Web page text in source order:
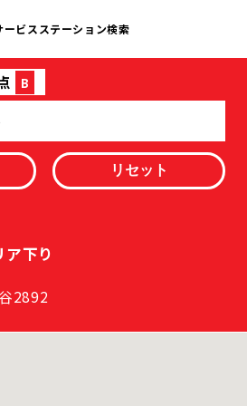
ービスステーション検索
B
下り
2892